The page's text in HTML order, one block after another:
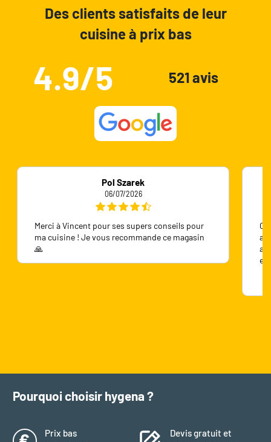
Des clients satisfaits de leur
cuisine à prix bas
4.9/5 521 avis
Pol Szarek
06/07/2026
Merci à Vincent pour ses supers conseils pour
ma cuisine ! Je vous recommande ce magasin
🙏
Pourquoi choisir hygena ?
Prix bas
Devis gratuit et